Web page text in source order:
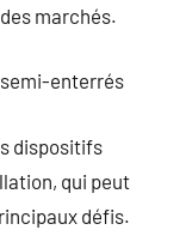
marchés.
enterrés
dispositifs
qui peut
défis.